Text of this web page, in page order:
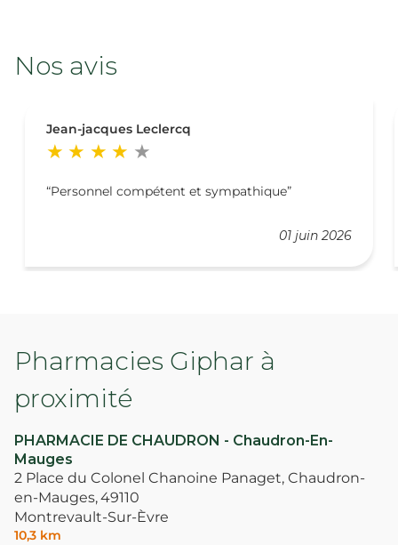
Nos avis
Jean-jacques Leclercq
01 juin 2026
Personnel compétent et sympathique
Pharmacies Giphar à
proximité
PHARMACIE DE CHAUDRON - Chaudron-En-
Mauges
2 Place du Colonel Chanoine Panaget, Chaudron-
en-Mauges,49110
Montrevault-Sur-Èvre
10,3 km